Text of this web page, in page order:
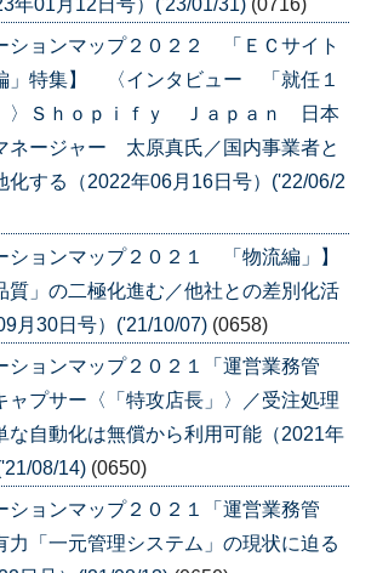
ションマップ２０２２ 「ＥＣサイト
」特集】 〈インタビュー 「就任１
〉Ｓｈｏｐｉｆｙ Ｊａｐａｎ 日本
ネージャー 太原真氏／国内事業者と
化する（2022年06月16日号）('22/06/2
ションマップ２０２１ 「物流編」】
」の二極化進む／他社との差別化活
月30日号）('21/10/07) (0658)
ションマップ２０２１「運営業務管
プサー〈「特攻店長」〉／受注処理
な自動化は無償から利用可能（2021年
08/14) (0650)
ションマップ２０２１「運営業務管
「一元管理システム」の現状に迫る